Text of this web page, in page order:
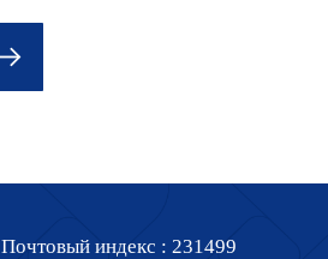
Почтовый индекс : 231499